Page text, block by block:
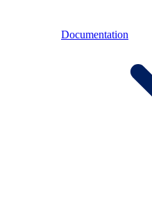
Documentation